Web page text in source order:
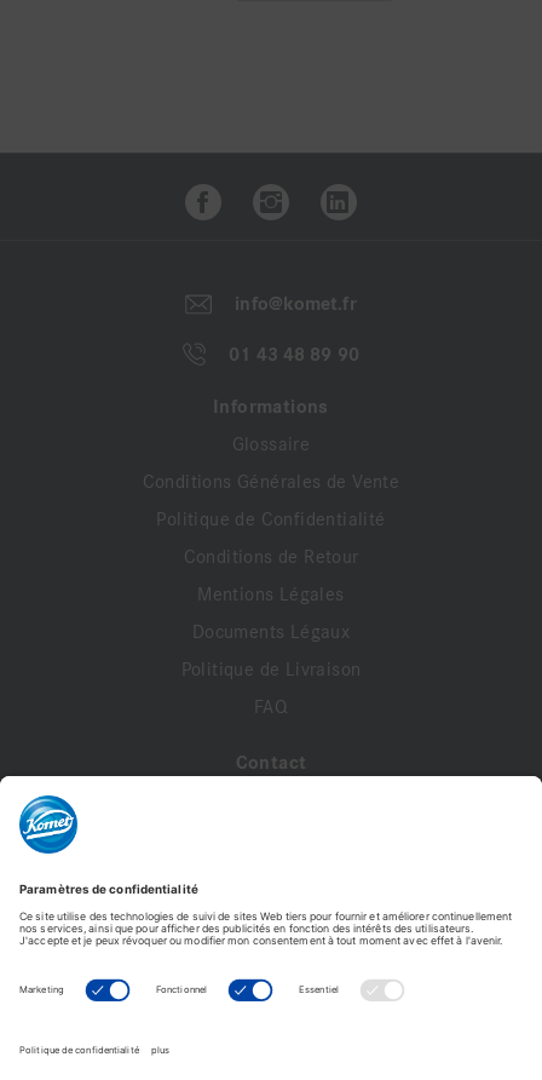
info@komet.fr
01 43 48 89 90
Informations
Glossaire
Conditions Générales de Vente
Politique de Confidentialité
Conditions de Retour
Mentions Légales
Documents Légaux
Politique de Livraison
FAQ
Contact
Profil de compte
Commandes